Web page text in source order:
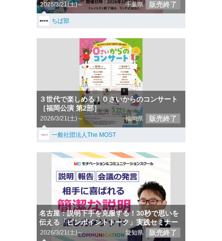
2026/3/21(土)～ 千葉県 販売終了
ちば部
３世代で楽しめる！０さいからのコンサート
［福岡公演 第2部］
2026/3/21(土)～ 福岡県 販売終了
一般社団法人The MOST
名古屋：説明下手を克服する！30秒で思いを
伝える「ピンポイントトーク」実践セミナー
2026/3/21(土)～ 愛知県 販売終了